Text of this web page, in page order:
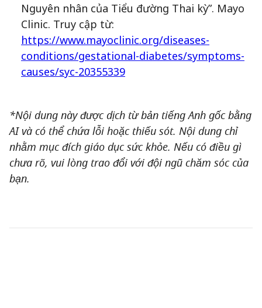
Nguyên nhân của Tiểu đường Thai kỳ”. Mayo
Clinic. Truy cập từ:
https://www.mayoclinic.org/diseases-
conditions/gestational-diabetes/symptoms-
causes/syc-20355339
*Nội dung này được dịch từ bản tiếng Anh gốc bằng
AI và có thể chứa lỗi hoặc thiếu sót. Nội dung chỉ
nhằm mục đích giáo dục sức khỏe. Nếu có điều gì
chưa rõ, vui lòng trao đổi với đội ngũ chăm sóc của
bạn.